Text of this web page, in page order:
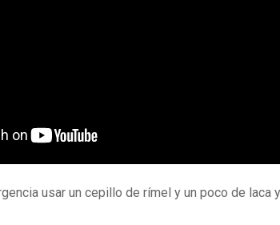
usar un cepillo de rímel y un poco de